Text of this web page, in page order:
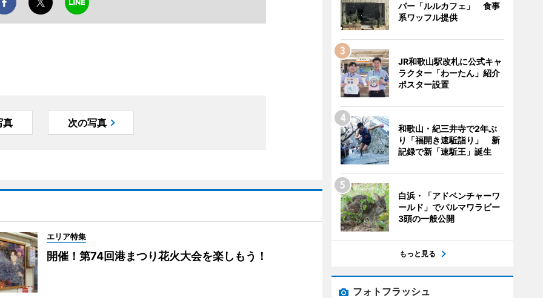
真 次の写真
エリア特集
開催！第74回港まつり花火大会を楽しもう！
バー「ルルカフェ」 食事
系ワッフル提供
JR和歌山駅改札に公式キャ
ラクター「わーたん」紹介
ポスター設置
和歌山・紀三井寺で2年ぶ
り「福開き速駈詣り」 新
記録で新「速駈王」誕生
白浜・「アドベンチャーワ
ールド」でパルマワラビー
3頭の一般公開
もっと見る
フォトフラッシュ